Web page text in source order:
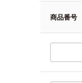
商品番号